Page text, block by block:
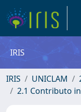
IRIS
IRIS UNICLAM
2.1 Contributo